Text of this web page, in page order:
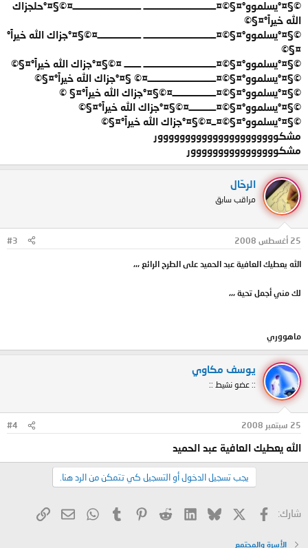
©§¤°يسلموو°¤§©¤ـــــــــــــــــــــــــــــــــــ ـــــــــــــــــــــــــــــــــ¤©§¤°حلجزاك
الله خيراً°¤§©
©§¤°يسلموو°¤§©¤ـــــــــــــــــــــــــــــــــــ ـــــــــــــــــــــ¤©§¤°جزاك الله خيراً°
¤§©
©§¤°يسلموو°¤§©¤ـــــــــــــــــــــــــــــــــــ ــــــــ ¤©§¤°جزاك الله خيراً°¤§©
©§¤°يسلموو°¤§©¤ـــــــــــــــــــــــــــــــــ¤© §¤°جزاك الله خيراً°¤§©
©§¤°يسلموو°¤§©¤ـــــــــــــــــــــ¤©§¤°جزاك الله خيراً°¤§ ©
©§¤°يسلموو°¤§©¤ـــــــــــــ¤©§¤°جزاك الله خيراً°¤§©
©§¤°يسلموو°¤§©¤ــ¤©§¤°جزاك الله خيراً°¤§©
مشكوووووووووووووووووووووور
مشكوووووووووووووووور
الرحّال
مراقب سابق
25 أغسطس 2008 #3
الله يعطيك العافية عبد الحميد على الطرح الرائع ،،،
لك مني أجمل تحية ،،،
ماهووري
يوسف مكاوي
:: عضو نشيط ::
25 سبتمبر 2008 #4
الله يعطيك العافية عبد الحميد
يجب تسجيل الدخول أو التسجيل كي تتمكن من الرد هنا.
شارك: فيسبوك Bluesky
LinkedIn
Reddit
Pinterest
Tumblr
WhatsApp
البريد
الأسرة والمجتمع